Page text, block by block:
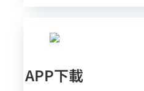
APP下載